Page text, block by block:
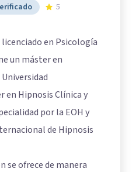
5
licenciado en Psicología
un máster en
en Hipnosis Clínica y
por la EOH y
de Hipnosis
se ofrece de manera